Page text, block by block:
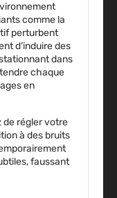
comme la
perturbent
d’induire des
dans
chaque
en
de régler votre
à des bruits
faussant